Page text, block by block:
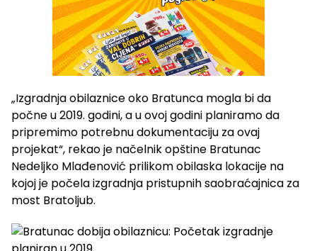
„Izgradnja obilaznice oko Bratunca mogla bi da
počne u 2019. godini, a u ovoj godini planiramo da
pripremimo potrebnu dokumentaciju za ovaj
projekat“, rekao je načelnik opštine Bratunac
Nedeljko Mlađenović prilikom obilaska lokacije na
kojoj je počela izgradnja pristupnih saobraćajnica za
most Bratoljub.